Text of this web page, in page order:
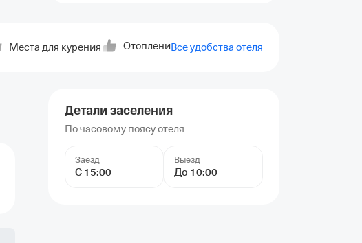
Места для курения Отопление Кондиционер
Все удобства отеля
Детали заселения
По часовому поясу отеля
Заезд
С 15:00
Выезд
До 10:00